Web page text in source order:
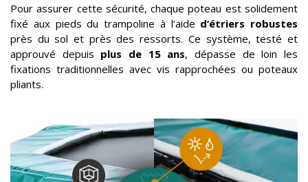
Pour assurer cette sécurité, chaque poteau est solidement
fixé aux pieds du trampoline à l’aide d’étriers robustes
près du sol et près des ressorts. Ce système, testé et
approuvé depuis plus de 15 ans, dépasse de loin les
fixations traditionnelles avec vis rapprochées ou poteaux
pliants.